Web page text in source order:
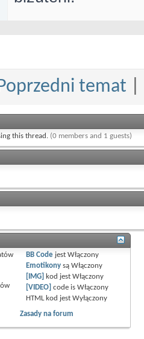
temat
this thread. (0 members and 1 guests)
BB Code jestWłączony
Emotikony sąWłączony
[IMG]
kod jestWłączony
[VIDEO] code isWłączony
HTML kod jestWyłączony
Zasady na forum